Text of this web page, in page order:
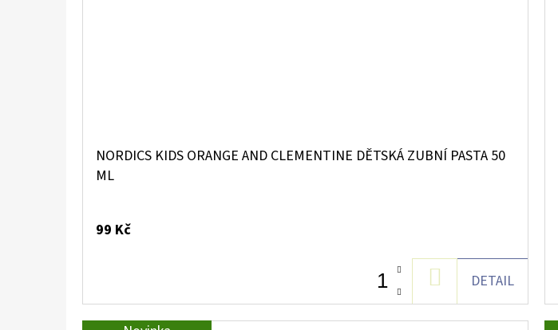
NORDICS KIDS ORANGE AND CLEMENTINE DĚTSKÁ ZUBNÍ PASTA 50
ML
99 Kč
KOŠÍKU
DETAIL